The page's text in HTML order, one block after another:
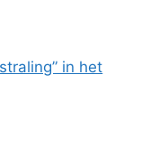
in het